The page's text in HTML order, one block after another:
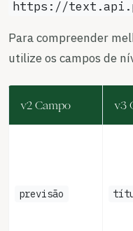
https://
Para compreender
utilize os campos de
v2 Campo v3
previsão